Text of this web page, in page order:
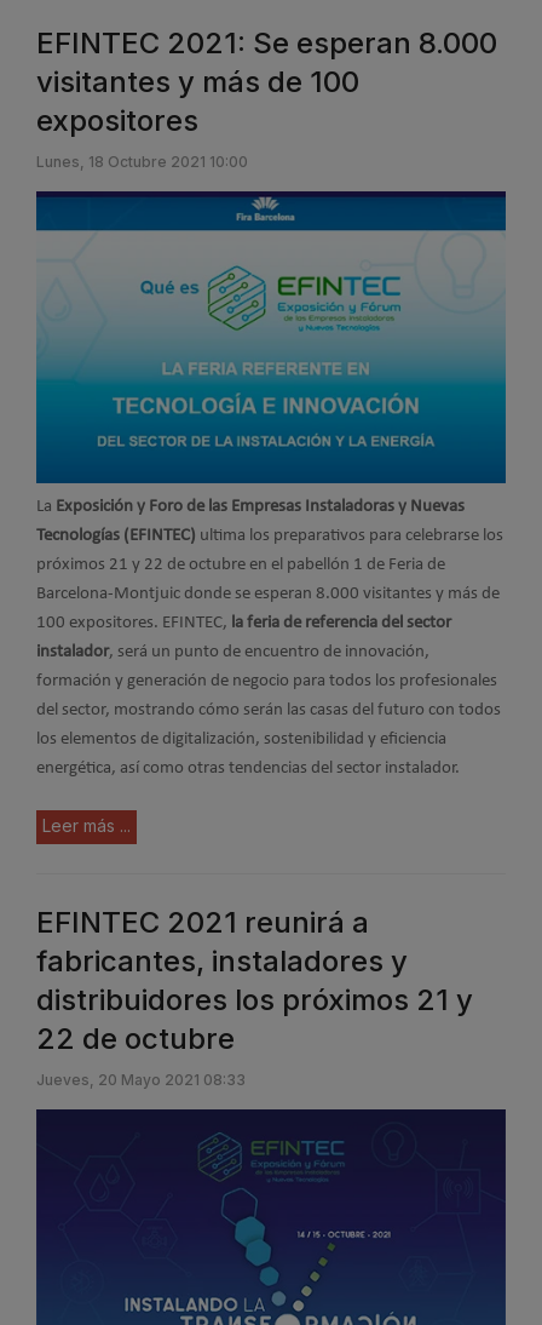
EFINTEC 2021: Se esperan 8.000
visitantes y más de 100
expositores
Lunes, 18 Octubre 2021 10:00
La Exposición y Foro de las Empresas Instaladoras y Nuevas
Tecnologías (EFINTEC) ultima los preparativos para celebrarse los
próximos 21 y 22 de octubre en el pabellón 1 de Feria de
Barcelona-Montjuic donde se esperan 8.000 visitantes y más de
100 expositores. EFINTEC, la feria de referencia del sector
instalador, será un punto de encuentro de innovación,
formación y generación de negocio para todos los profesionales
del sector, mostrando cómo serán las casas del futuro con todos
los elementos de digitalización, sostenibilidad y eficiencia
energética, así como otras tendencias del sector instalador.
Leer más ...
EFINTEC 2021 reunirá a
fabricantes, instaladores y
distribuidores los próximos 21 y
22 de octubre
Jueves, 20 Mayo 2021 08:33